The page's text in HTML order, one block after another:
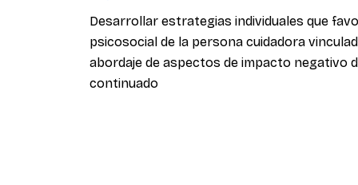
Desarrollar estrategias individuales que
psicosocial de la persona cuidadora
abordaje de aspectos de impacto negativo
continuado